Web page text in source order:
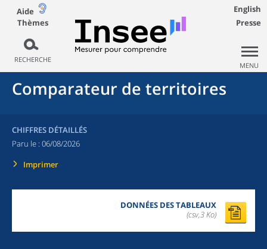
Aide
Thèmes
RECHERCHE
English
Presse
MENU
Comparateur de territoires
CHIFFRES DÉTAILLÉS
Paru le : 06/08/2026
Imprimer
DONNÉES DES TABLEAUX
(csv,3 Ko)